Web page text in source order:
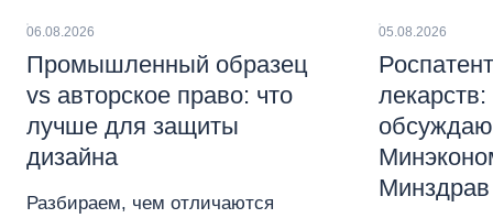
06.08.2026
Промышленный образец
vs авторское право: что
лучше для защиты
дизайна
Разбираем, чем отличаются
05.08.2026
лекарств:
Минздрав